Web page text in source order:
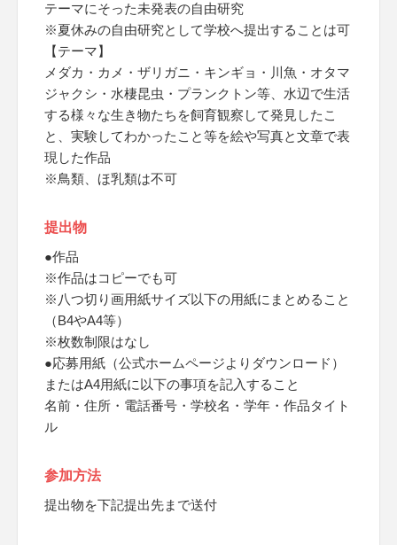
テーマにそった未発表の自由研究
※夏休みの自由研究として学校へ提出することは可
【テーマ】
メダカ・カメ・ザリガニ・キンギョ・川魚・オタマ
ジャクシ・水棲昆虫・プランクトン等、水辺で生活
する様々な生き物たちを飼育観察して発見したこ
と、実験してわかったこと等を絵や写真と文章で表
現した作品
※鳥類、ほ乳類は不可
提出物
●作品
※作品はコピーでも可
※八つ切り画用紙サイズ以下の用紙にまとめること
（B4やA4等）
※枚数制限はなし
●応募用紙（公式ホームページよりダウンロード）
またはA4用紙に以下の事項を記入すること
名前・住所・電話番号・学校名・学年・作品タイト
ル
参加方法
提出物を下記提出先まで送付